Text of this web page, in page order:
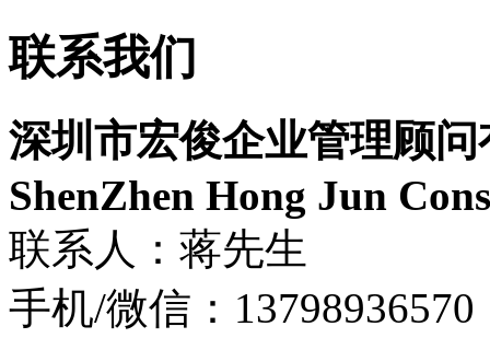
联系我们
深圳市宏俊企业管理顾
ShenZhen Hong Jun
联系人：蒋先生
手机/微信：13798936570